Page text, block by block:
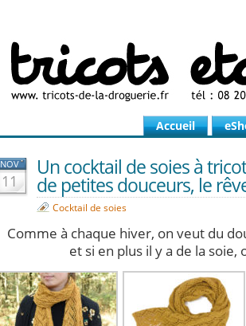
Accueil
NOV
11
Un cocktail de soies à
de petites douceurs, le
Cocktail de soies
Comme à chaque hiver, on veut du
et si en plus il y a de la soie,